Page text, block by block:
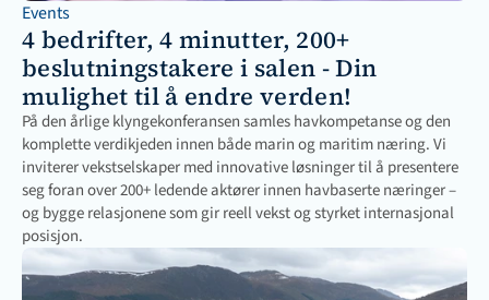
Events
4 bedrifter, 4 minutter, 200+
beslutningstakere i salen - Din
mulighet til å endre verden!
På den årlige klyngekonferansen samles havkompetanse og den
komplette verdikjeden innen både marin og maritim næring. Vi
inviterer vekstselskaper med innovative løsninger til å presentere
seg foran over 200+ ledende aktører innen havbaserte næringer –
og bygge relasjonene som gir reell vekst og styrket internasjonal
posisjon.